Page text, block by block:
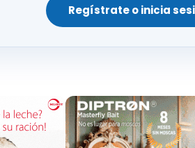
y ganaderos españoles ante
Regístrate o inicia